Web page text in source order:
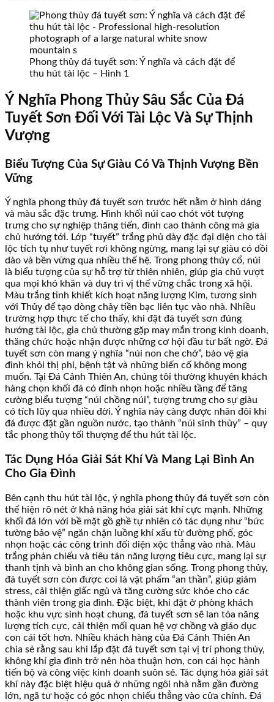
Phong thủy đá tuyết sơn: Ý nghĩa và cách đặt để
thu hút tài lộc – Hình 1
Ý Nghĩa Phong Thủy Sâu Sắc Của Đá
Tuyết Sơn Đối Với Tài Lộc Và Sự Thịnh
Vượng
Biểu Tượng Của Sự Giàu Có Và Thịnh Vượng Bền
Vững
Ý nghĩa phong thủy đá tuyết sơn trước hết nằm ở hình dáng
và màu sắc đặc trưng. Hình khối núi cao chót vót tượng
trưng cho sự nghiệp thăng tiến, đỉnh cao thành công mà gia
chủ hướng tới. Lớp “tuyết” trắng phủ dày đặc đại diện cho tài
lộc tích tụ như tuyết rơi không ngừng, mang lại sự giàu có dồi
dào và bền vững qua nhiều thế hệ. Trong phong thủy cổ, núi
là biểu tượng của sự hỗ trợ từ thiên nhiên, giúp gia chủ vượt
qua mọi khó khăn và duy trì vị thế vững chắc trong xã hội.
Màu trắng tinh khiết kích hoạt năng lượng Kim, tương sinh
với Thủy để tạo dòng chảy tiền bạc liên tục vào nhà. Nhiều
trường hợp thực tế cho thấy, khi đặt đá tuyết sơn đúng
hướng tài lộc, gia chủ thường gặp may mắn trong kinh doanh,
thăng chức hoặc nhận được những cơ hội đầu tư bất ngờ. Đá
tuyết sơn còn mang ý nghĩa “núi non che chở”, bảo vệ gia
đình khỏi thị phi, bệnh tật và những biến cố không mong
muốn. Tại Đá Cảnh Thiên An, chúng tôi thường khuyên khách
hàng chọn khối đá có đỉnh nhọn hoặc nhiều tầng để tăng
cường biểu tượng “núi chồng núi”, tượng trưng cho sự giàu
có tích lũy qua nhiều đời. Ý nghĩa này càng được nhân đôi khi
đá được đặt gần nguồn nước, tạo thành “núi sinh thủy” – quy
tắc phong thủy tối thượng để thu hút tài lộc.
Tác Dụng Hóa Giải Sát Khí Và Mang Lại Bình An
Cho Gia Đình
Bên cạnh thu hút tài lộc, ý nghĩa phong thủy đá tuyết sơn còn
thể hiện rõ nét ở khả năng hóa giải sát khí cực mạnh. Những
khối đá lớn với bề mặt gồ ghề tự nhiên có tác dụng như “bức
tường bảo vệ” ngăn chặn luồng khí xấu từ đường phố, góc
nhọn hoặc các công trình đối diện xộc thẳng vào nhà. Màu
trắng phản chiếu và tiêu tán năng lượng tiêu cực, mang lại sự
thanh tịnh và bình an cho không gian sống. Trong phong thủy,
đá tuyết sơn còn được coi là vật phẩm “an thần”, giúp giảm
stress, cải thiện giấc ngủ và tăng cường sức khỏe cho các
thành viên trong gia đình. Đặc biệt, khi đặt ở phòng khách
hoặc khu vực sinh hoạt chung, đá tuyết sơn sẽ lan tỏa năng
lượng tích cực, cải thiện mối quan hệ vợ chồng và giáo dục
con cái tốt hơn. Nhiều khách hàng của Đá Cảnh Thiên An
chia sẻ rằng sau khi lắp đặt đá tuyết sơn tại vị trí phong thủy,
không khí gia đình trở nên hòa thuận hơn, con cái học hành
tiến bộ và công việc kinh doanh suôn sẻ. Tác dụng hóa giải sát
khí này đặc biệt hiệu quả ở những ngôi nhà nằm gần đường
lớn, ngã tư hoặc có góc nhọn chiếu thẳng vào cửa chính. Đá